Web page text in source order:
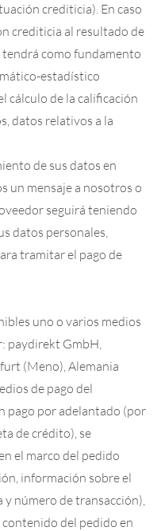
crediticia). En caso
crediticia al resultado de
como fundamento
estadístico
cálculo de la calificación
datos relativos a la
de sus datos en
un mensaje a nosotros o
seguirá teniendo
datos personales,
tramitar el pago de
uno o varios medios
paydirekt GmbH,
(Meno), Alemania
de pago del
pago por adelantado (por
de crédito), se
el marco del pedido
información sobre el
y número de transacción),
del pedido en